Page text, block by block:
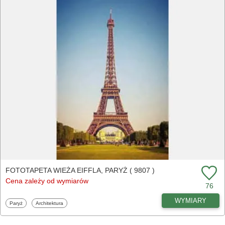
FOTOTAPETA WIEŻA EIFFLA, PARYŻ ( 9807 )
Cena zależy od wymiarów
76
Fototapety
Paryż Fototapety
Architektura WYMIARY